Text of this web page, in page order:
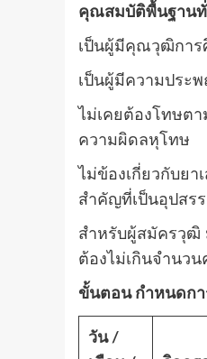
คุณสมบัติพื้นฐานทั่
เป็นผู้มีคุณวุฒิการ
เป็นผู้มีความประ
ไม่เคยต้องโทษต
ความผิดลหุโทษ
ไม่ข้องเกี่ยวกับย
สำคัญที่เป็นอุปสร
สำหรับผู้สมัครวุฒิ
ต้องไม่เกินจำนว
ขั้นตอน กำหนดกา
วัน /